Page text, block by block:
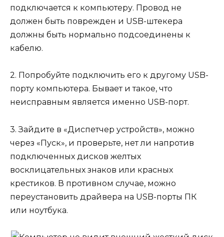
подключается к компьютеру. Провод не
должен быть поврежден и USB-штекера
должны быть нормально подсоединены к
кабелю.
2. Попробуйте подключить его к другому USB-
порту компьютера. Бывает и такое, что
неисправным является именно USB-порт.
3. Зайдите в «Диспетчер устройств», можно
через «Пуск», и проверьте, нет ли напротив
подключенных дисков желтых
восклицательных знаков или красных
крестиков. В противном случае, можно
переустановить драйвера на USB-порты ПК
или ноутбука.